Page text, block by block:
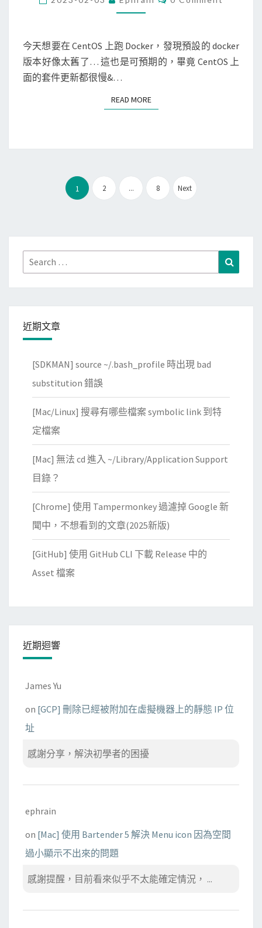
a
e
誤
e
器
成
版
本
測
試
k
r
]
e
上
最
新
e
N
T
S
今天想要在 CentOS 上跑 Docker，發現預設的 docker
版本好像太舊了… 這也是可預期的，畢竟 CentOS 上
面的套件更新都很慢&…
READ MOREREAD MORE
文
章
1 2 ... 8 Next
Search
for:
近期文章
[SDKMAN] source ~/.bash_profile 時出現 bad
substitution 錯誤
[Mac/Linux] 搜尋有哪些檔案 symbolic link 到特
定檔案
[Mac] 無法 cd 進入 ~/Library/Application Support
目錄？
[Chrome] 使用 Tampermonkey 過濾掉 Google 新
聞中，不想看到的文章(2025新版)
[GitHub] 使用 GitHub CLI 下載 Release 中的
Asset 檔案
近期迴響
James Yu
on [GCP] 刪除已經被附加在虛擬機器上的靜態 IP 位
址
感謝分享，解決初學者的困擾
ephrain
on [Mac] 使用 Bartender 5 解決 Menu icon 因為空間
過小顯示不出來的問題
感謝提醒，目前看來似乎不太能確定情況， ...